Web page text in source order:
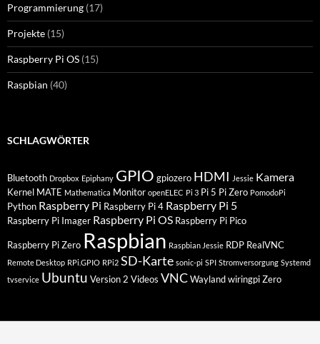
Programmierung (17)
Projekte (15)
Raspberry Pi OS (15)
Raspbian (40)
SCHLAGWÖRTER
Bluetooth Dropbox Epiphany GPIO gpiozero HDMI Jessie Kamera
Kernel MATE Mathematica Monitor openELEC Pi 3 Pi 5 Pi Zero PomodoPi
Python Raspberry Pi Raspberry Pi 4 Raspberry Pi 5
Raspberry Pi Imager Raspberry Pi OS Raspberry Pi Pico
Raspberry Pi Zero Raspbian Raspbian Jessie RDP RealVNC
Remote Desktop RPi.GPIO RPi2 SD-Karte sonic-pi SPI Stromversorgung Systemd
tvservice Ubuntu Version 2 Videos VNCWaylandwiringpiZero